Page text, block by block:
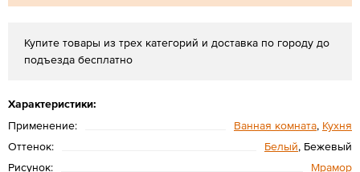
Купите товары из трех категорий и доставка по городу до
подъезда бесплатно
Характеристики:
Применение:
Ванная комната, Кухня
Оттенок:
Белый, Бежевый
Рисунок:
Мрамор